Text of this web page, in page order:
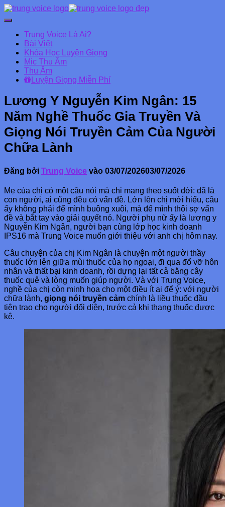
Chuyển
Danh
mục
chính
Trung Voice Là Ai?
Bài Viết
Khóa Học Luyện Giọng
Mic Thu Âm
Thu Âm
Luyện Giọng Miễn Phí
Lương Y Nguyễn Kim Ngân: 15
Năm Nghề Thuốc Gia Truyền Và
Giọng Nói Truyền Cảm Của Người
Chữa Lành
Đăng bởi Trung Voice vào 03/07/202603/07/2026
Mẹ của chị có một câu nói mà chị mang theo suốt đời: đã là
con người, ai cũng đều có vấn đề. Lớn lên chị mới hiểu, câu
ấy không phải để mình buông xuôi, mà để mình thôi sợ vấn
đề và bắt tay vào giải quyết nó. Người phụ nữ ấy là lương y
Nguyễn Kim Ngân, người bạn cùng lớp học kinh doanh
IPS16 mà Trung Voice muốn giới thiệu với anh chị hôm nay.
Câu chuyện của chị Kim Ngân là chuyện một người thầy
thuốc lớn lên giữa mùi thuốc của họ ngoại, đi qua đổ vỡ hôn
nhân và thất bại kinh doanh, rồi dựng lại tất cả bằng cây
thuốc quê và lòng muốn giúp người. Và với Trung Voice,
nghề của chị còn minh họa cho một điều ít ai để ý: với người
chữa lành, giọng nói truyền cảm chính là liều thuốc đầu
tiên trao cho người đối diện, trước cả khi thang thuốc được
kê.